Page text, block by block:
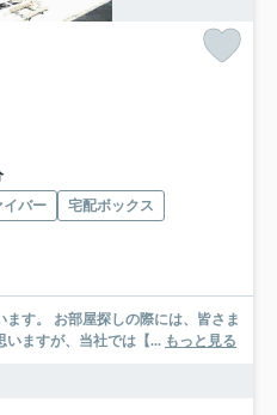
イバー
宅配ボックス
は、皆さま
いますが、当社では【... もっと見る